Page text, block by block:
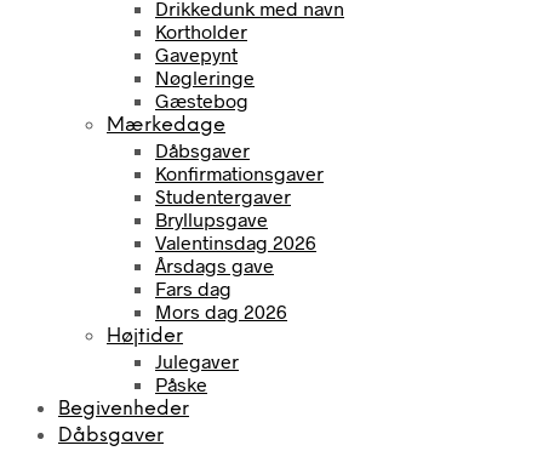
Drikkedunk med navn
Kortholder
Gavepynt
Nøgleringe
Gæstebog
Mærkedage
Dåbsgaver
Konfirmationsgaver
Studentergaver
Bryllupsgave
Valentinsdag 2026
Årsdags gave
Fars dag
Mors dag 2026
Højtider
Julegaver
Påske
Begivenheder
Dåbsgaver